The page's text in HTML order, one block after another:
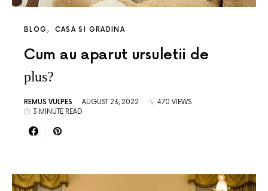
BLOG CASA SI GRADINA
Cum au aparut ursuletii de
plus?
REMUS VULPES AUGUST 23, 2022
470 VIEWS
3 MINUTE READ